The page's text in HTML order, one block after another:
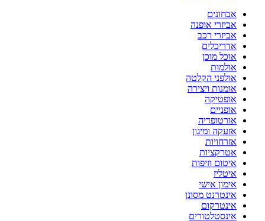
אבחונים
אביזרי אופנה
אביזרי רכב
אדריכלים
אוכל מוכן
אולמות
אולפני הקלטה
אומנות ויצירה
אופטיקה
אופניים
אורטופדיה
אזעקה ומיגון
אזרחויות
אטרקציות
איטום וזיפות
איטליז
אימון אישי
אינטרנט מסונן
אינטרקום
אינסטלטורים